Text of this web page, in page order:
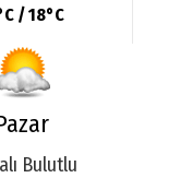
/ 18°C
Bulutlu